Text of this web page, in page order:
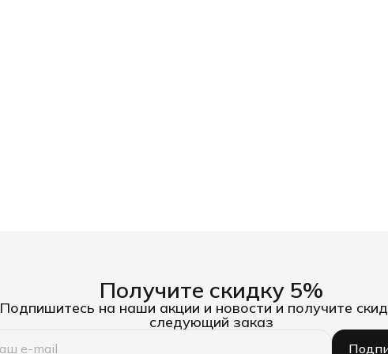
Получите скидку 5%
Подпишитесь на наши акции и новости и получите
следующий заказ